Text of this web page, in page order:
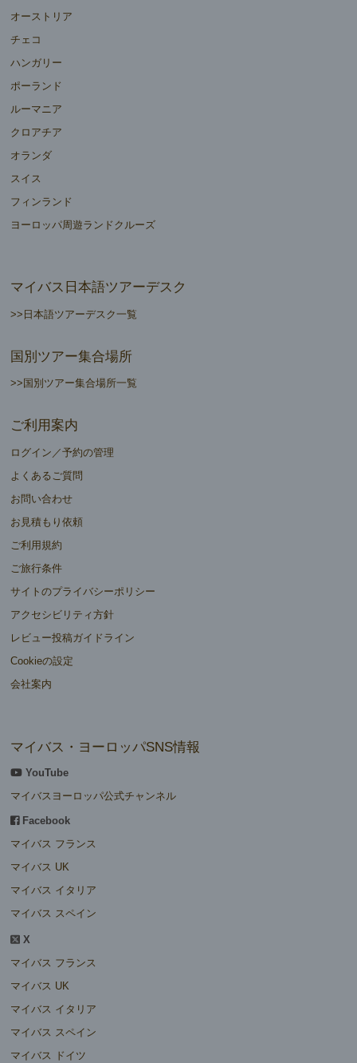
オーストリア
チェコ
ハンガリー
ポーランド
ルーマニア
クロアチア
オランダ
スイス
フィンランド
ヨーロッパ周遊ランドクルーズ
マイバス日本語ツアーデスク
>>日本語ツアーデスク一覧
国別ツアー集合場所
>>国別ツアー集合場所一覧
ご利用案内
ログイン／予約の管理
よくあるご質問
お問い合わせ
お見積もり依頼
ご利用規約
ご旅行条件
サイトのプライバシーポリシー
アクセシビリティ方針
レビュー投稿ガイドライン
Cookieの設定
会社案内
マイバス・ヨーロッパSNS情報
YouTube
マイバスヨーロッパ公式チャンネル
Facebook
マイバス フランス
マイバス UK
マイバス イタリア
マイバス スペイン
X
マイバス フランス
マイバス UK
マイバス イタリア
マイバス スペイン
マイバス ドイツ